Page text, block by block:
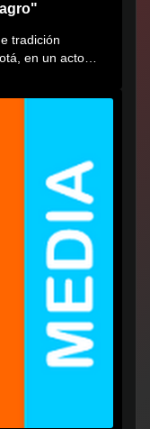
tradición
en un acto